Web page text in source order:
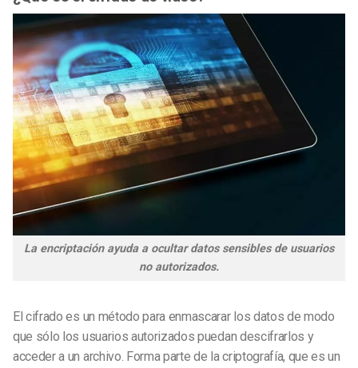
La encriptación ayuda a ocultar datos sensibles de usuarios
no autorizados.
El cifrado es un método para enmascarar los datos de modo
que sólo los usuarios autorizados puedan descifrarlos y
acceder a un archivo. Forma parte de la criptografía, que es un